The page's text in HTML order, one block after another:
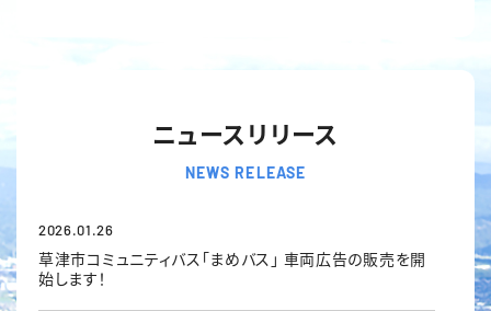
ニュースリリース
NEWS RELEASE
2026.01.26
草津市コミュニティバス「まめバス」 車両広告の販売を開
始します！